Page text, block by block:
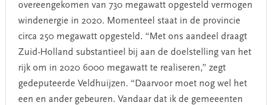
overeengekomen van 730 megawatt opgesteld vermogen
windenergie in 2020. Momenteel staat in de provincie
circa 250 megawatt opgesteld. “Met ons aandeel draagt
Zuid-Holland substantieel bij aan de doelstelling van het
rijk om in 2020 6000 megawatt te realiseren,” zegt
gedeputeerde Veldhuijzen. “Daarvoor moet nog wel het
een en ander gebeuren. Vandaar dat ik de gemeeenten